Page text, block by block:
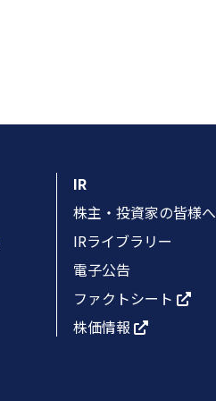
IR
株主・投資家の皆様へ
IRライブラリー
電子公告
ファクトシート
株価情報